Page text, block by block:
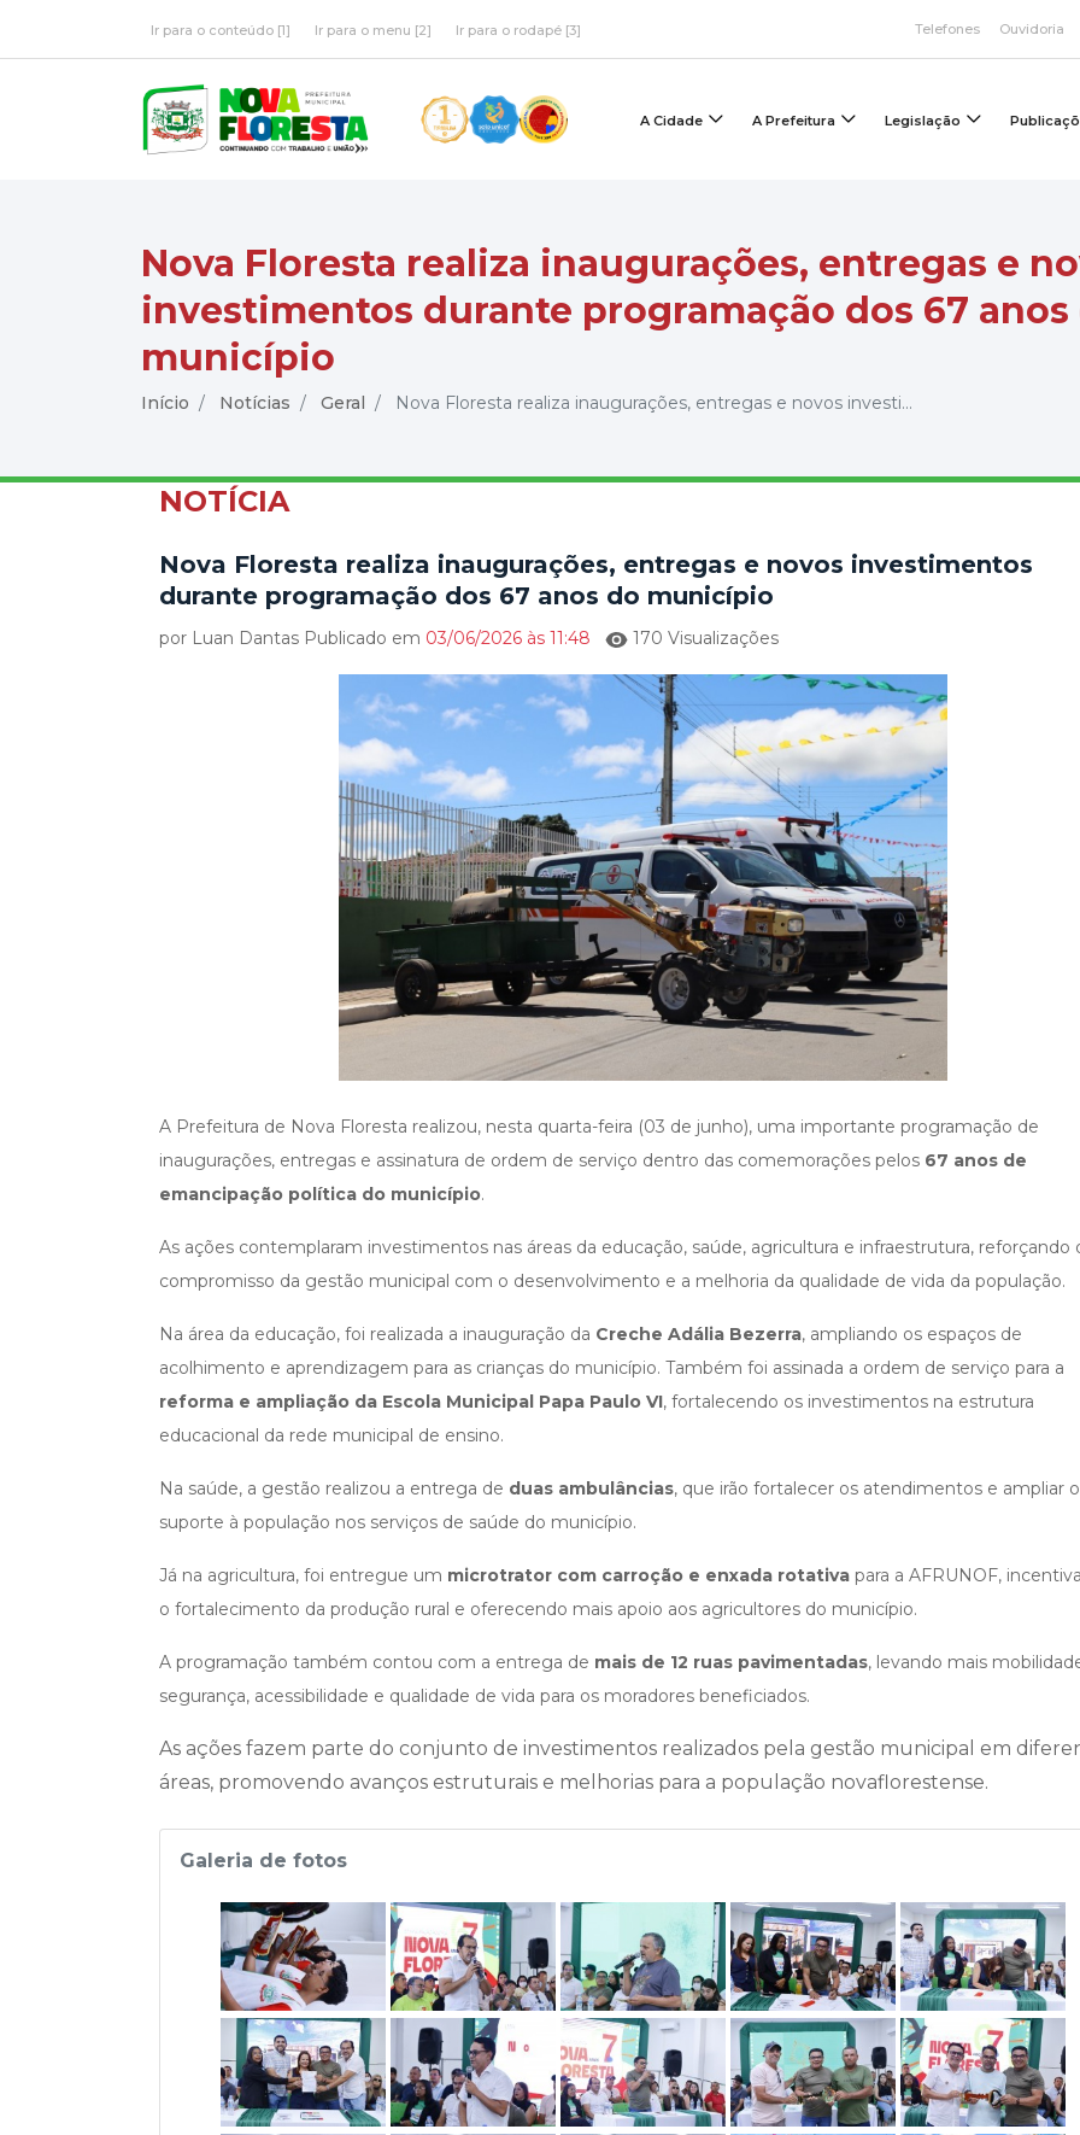
Ir para o conteúdo [1] Ir para o menu [2] Ir para o rodapé [3] Telefones Ouvidoria
A Cidade A Prefeitura Legislação
Nova Floresta realiza inaugurações, entregas e
investimentos durante programação dos 67 anos
município
Início Notícias Geral Nova Floresta realiza inaugurações, entregas e novos investi...
NOTÍCIA
Nova Floresta realiza inaugurações, entregas e novos investimentos
durante programação dos 67 anos do município
por Luan Dantas Publicado em 03/06/2026 às 11:48 170 Visualizações
A Prefeitura de Nova Floresta realizou, nesta quarta-feira (03 de junho), uma importante programação de
inaugurações, entregas e assinatura de ordem de serviço dentro das comemorações pelos 67 anos de
emancipação política do município.
As ações contemplaram investimentos nas áreas da educação, saúde, agricultura e infraestrutura, reforçando
compromisso da gestão municipal com o desenvolvimento e a melhoria da qualidade de vida da população.
Na área da educação, foi realizada a inauguração da Creche Adália Bezerra, ampliando os espaços de
acolhimento e aprendizagem para as crianças do município. Também foi assinada a ordem de serviço para a
reforma e ampliação da Escola Municipal Papa Paulo VI, fortalecendo os investimentos na estrutura
educacional da rede municipal de ensino.
Na saúde, a gestão realizou a entrega de duas ambulâncias, que irão fortalecer os atendimentos e ampliar o
suporte à população nos serviços de saúde do município.
Já na agricultura, foi entregue um microtrator com carroção e enxada rotativa para a AFRUNOF,
o fortalecimento da produção rural e oferecendo mais apoio aos agricultores do município.
A programação também contou com a entrega de mais de 12 ruas pavimentadas, levando mais
segurança, acessibilidade e qualidade de vida para os moradores beneficiados.
As ações fazem parte do conjunto de investimentos realizados pela gestão municipal em
áreas, promovendo avanços estruturais e melhorias para a população novaflorestense.
Galeria de fotos